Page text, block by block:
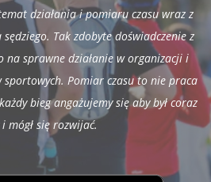
działania i pomiaru czasu wraz z
Tak zdobyte doświadczenie z
na sprawne działanie w organizacji i
sportowych. Pomiar czasu to nie praca
bieg angażujemy się aby był coraz
i mógł się rozwijać.